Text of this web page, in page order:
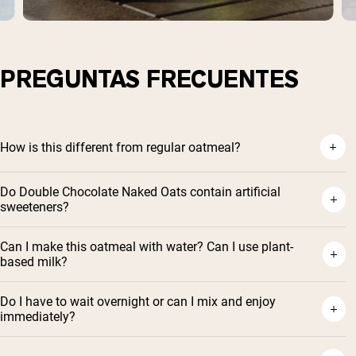
PREGUNTAS FRECUENTES
How is this different from regular oatmeal?
Do Double Chocolate Naked Oats contain artificial
sweeteners?
Can I make this oatmeal with water? Can I use plant-
based milk?
Do I have to wait overnight or can I mix and enjoy
immediately?